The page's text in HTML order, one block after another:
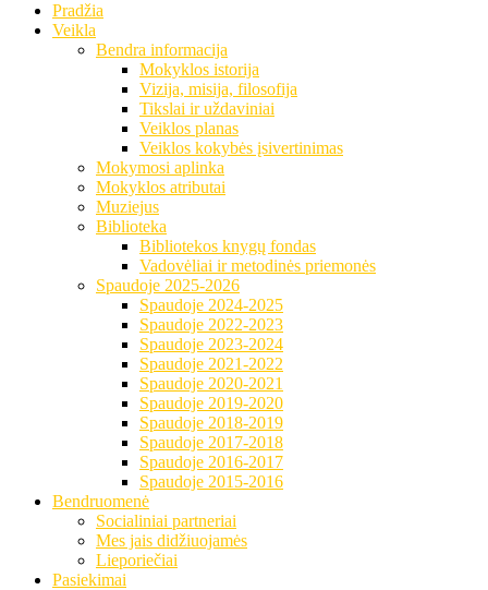
Pradžia
Veikla
Bendra informacija
Mokyklos istorija
Vizija, misija, filosofija
Tikslai ir uždaviniai
Veiklos planas
Veiklos kokybės įsivertinimas
Mokymosi aplinka
Mokyklos atributai
Muziejus
Biblioteka
Bibliotekos knygų fondas
Vadovėliai ir metodinės priemonės
Spaudoje 2025-2026
Spaudoje 2024-2025
Spaudoje 2022-2023
Spaudoje 2023-2024
Spaudoje 2021-2022
Spaudoje 2020-2021
Spaudoje 2019-2020
Spaudoje 2018-2019
Spaudoje 2017-2018
Spaudoje 2016-2017
Spaudoje 2015-2016
Bendruomenė
Socialiniai partneriai
Mes jais didžiuojamės
Lieporiečiai
Pasiekimai